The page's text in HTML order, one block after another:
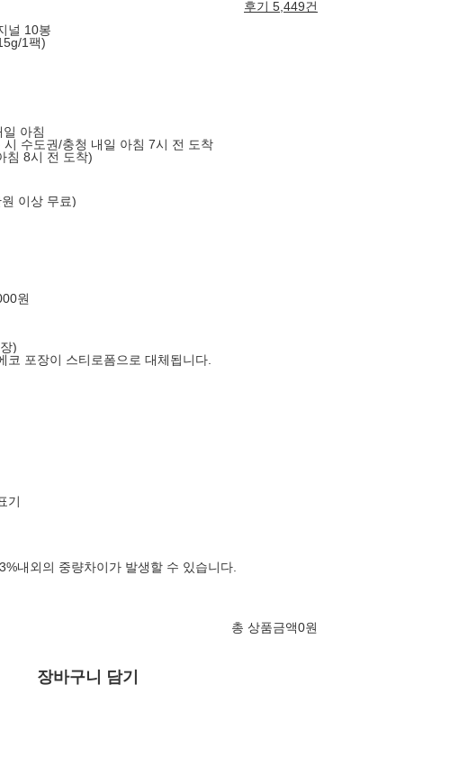
후기 5,449건
널 10봉
1팩)
일 아침
시 수도권/충청 내일 아침 7시 전 도착
침 8시 전 도착)
이상 무료)
원
)
코 포장이 스티로폼으로 대체됩니다.
기
내외의 중량차이가 발생할 수 있습니다.
총 상품금액0원
장바구니 담기